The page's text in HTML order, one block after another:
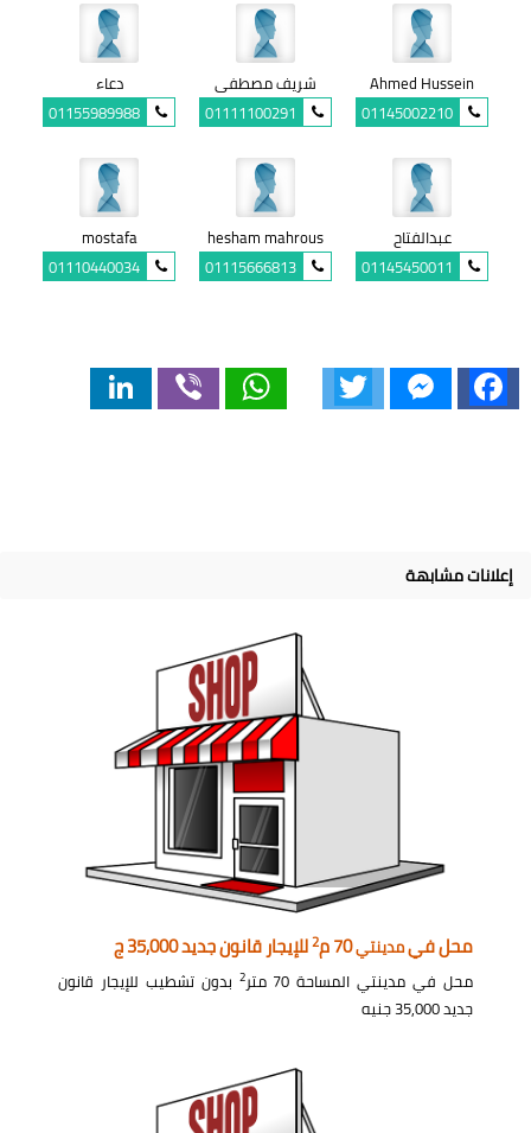
Ahmed Hussein
01145002210
شريف مصطفى
01111100291
دعاء
01155989988
عبدالفتاح
01145450011
hesham mahrous
01115666813
mostafa
01110440034
Facebook
Messenger
WhatsApp
إعلانات مشابهة
محل فيمدينتي70 م 2للإيجار قانون جديد 35,000 ج
محل في مدينتي المساحة 70 متر 2 بدون تشطيب للإيجار قانون
جديد 35,000 جنيه